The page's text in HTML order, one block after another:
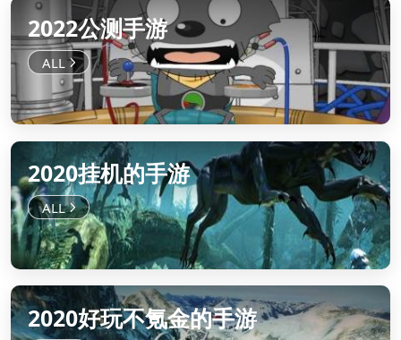
2022公测手游
2020挂机的手游
2020好玩不氪金的手游